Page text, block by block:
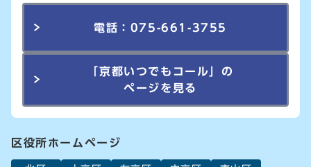
電話：075-661-3755
「京都いつでもコール」の
ページを見る
区役所ホームページ